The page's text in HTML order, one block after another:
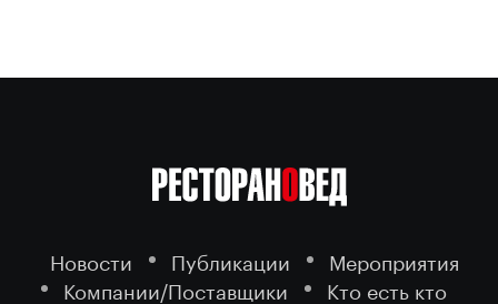
Новости Публикации
Мероприятия
Компании/Поставщики
Кто есть кто